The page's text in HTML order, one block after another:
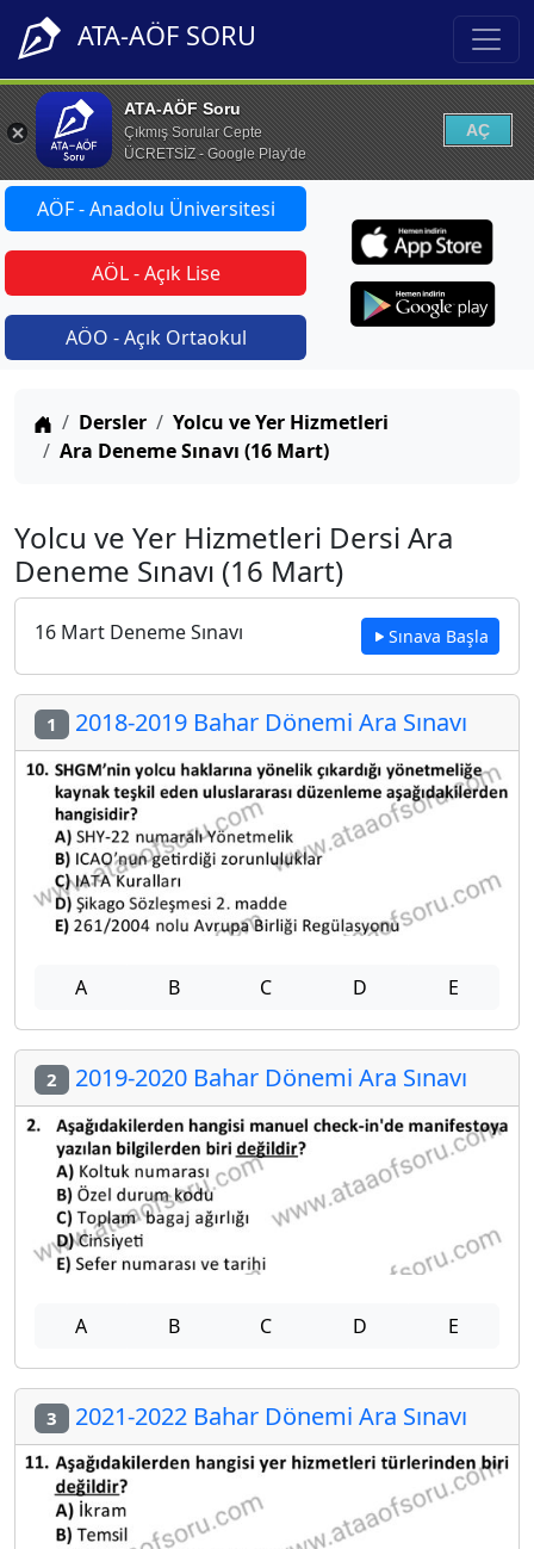
ATA-AÖF SORU
ATA-AÖF Soru
Çıkmış Sorular Cepte
ÜCRETSİZ - Google Play'de
AÇ
AÖF - Anadolu Üniversitesi
AÖL - Açık Lise
AÖO - Açık Ortaokul
Anasayfa
Dersler
Yolcu ve Yer Hizmetleri
Ara Deneme Sınavı (16 Mart)
Yolcu ve Yer Hizmetleri Dersi Ara
Deneme Sınavı (16 Mart)
16 Mart Deneme Sınavı Sınava Başla
1 2018-2019 Bahar Dönemi Ara Sınavı
A B C D E
2 2019-2020 Bahar Dönemi Ara Sınavı
A B C D E
3 2021-2022 Bahar Dönemi Ara Sınavı